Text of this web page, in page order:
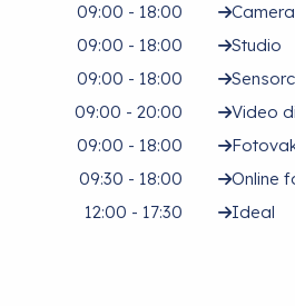
09:00 - 18:00
09:00 - 18:00
09:00 - 18:00
09:00 - 20:00
09:00 - 18:00
09:30 - 18:00
12:00 - 17:30
Studio
Video
Online
Ideal